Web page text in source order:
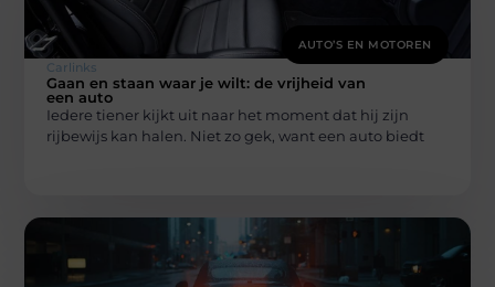
AUTO’S EN MOTOREN
Carlinks
Gaan en staan waar je wilt: de vrijheid van
een auto
Iedere tiener kijkt uit naar het moment dat hij zijn
rijbewijs kan halen. Niet zo gek, want een auto biedt